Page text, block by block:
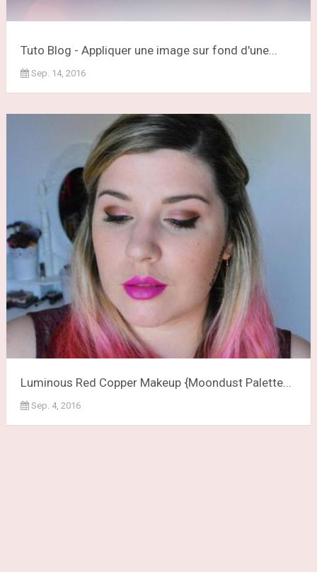
Tuto Blog - Appliquer une image sur fond d'une...
Sep. 14, 2016
Luminous Red Copper Makeup {Moondust Palette...
Sep. 4, 2016